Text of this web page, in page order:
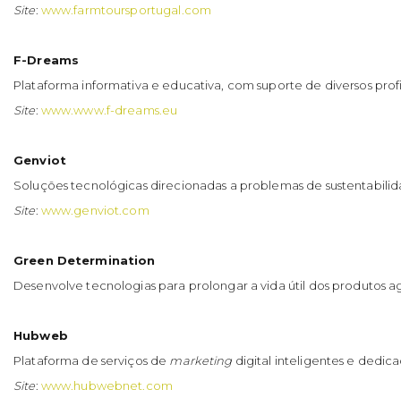
Site: www.farmtoursportugal.com
F-Dreams
Plataforma informativa e educativa, com suporte de diversos
Site: www.www.f-dreams.eu
Genviot
Soluções tecnológicas direcionadas a problemas de
Site: www.genviot.com
Green Determination
Desenvolve tecnologias para prolongar a vida útil dos produtos
Hubweb
Plataforma de serviços de marketing digital inteligentes e
Site: www.hubwebnet.com